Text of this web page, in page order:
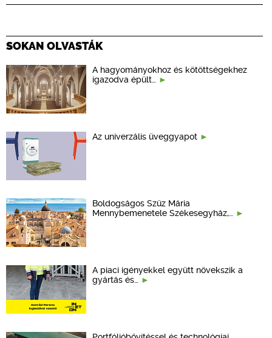
SOKAN OLVASTÁK
A hagyományokhoz és kötöttségekhez
igazodva épült…
Az univerzális üveggyapot
Boldogságos Szűz Mária
Mennybemenetele Székesegyház,…
A piaci igényekkel együtt növekszik a
gyártás és…